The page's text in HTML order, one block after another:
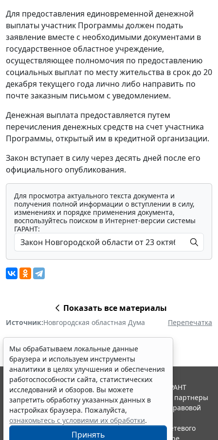
Для предоставления единовременной денежной
выплаты участник Программы должен подать
заявление вместе с необходимыми документами в
государственное областное учреждение,
осуществляющее полномочия по предоставлению
социальных выплат по месту жительства в срок до 20
декабря текущего года лично либо направить по
почте заказным письмом с уведомлением.
Денежная выплата предоставляется путем
перечисления денежных средств на счет участника
Программы, открытый им в кредитной организации.
Закон вступает в силу через десять дней после его
официального опубликования.
Для просмотра актуального текста документа и
получения полной информации о вступлении в силу,
изменениях и порядке применения документа,
воспользуйтесь поиском в Интернет-версии системы
ГАРАНТ:
Показать все материалы
Источник:Новгородская областная Дума Перепечатка
Мы обрабатываем локальные данные
браузера и используем инструменты
аналитики в целях улучшения и обеспечения
работоспособности сайта, статистических
исследований и обзоров. Вы можете
запретить обработку указанных данных в
настройках браузера. Пожалуйста,
ознакомьтесь с условиями их обработки.
Принять
© ООО "НПП "ГАРАНТ-СЕРВИС", 2026. Система ГАРАНТ
выпускается с 1990 года. Компания "Гарант" и ее партнеры
являются участниками Российской ассоциации правовой
информации ГАРАНТ.
Портал ГАРАНТ.РУ зарегистрирован в качестве сетевого
издания Федеральной службой по надзору в сфере